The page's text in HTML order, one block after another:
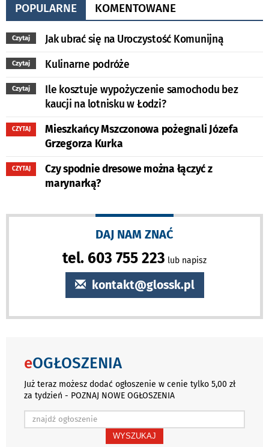
POPULARNE KOMENTOWANE
Czytaj Jak ubrać się na Uroczystość Komunijną
Czytaj Kulinarne podróże
Czytaj
Ile kosztuje wypożyczenie samochodu bez
kaucji na lotnisku w Łodzi?
CZYTAJ
Mieszkańcy Mszczonowa pożegnali Józefa
Grzegorza Kurka
CZYTAJ
Czy spodnie dresowe można łączyć z
marynarką?
DAJ NAM ZNAĆ
tel. 603 755 223 lub napisz
kontakt@glossk.pl
eOGŁOSZENIA
Już teraz możesz dodać ogłoszenie w cenie tylko 5,00 zł
za tydzień - POZNAJ NOWE OGŁOSZENIA
WYSZUKAJ